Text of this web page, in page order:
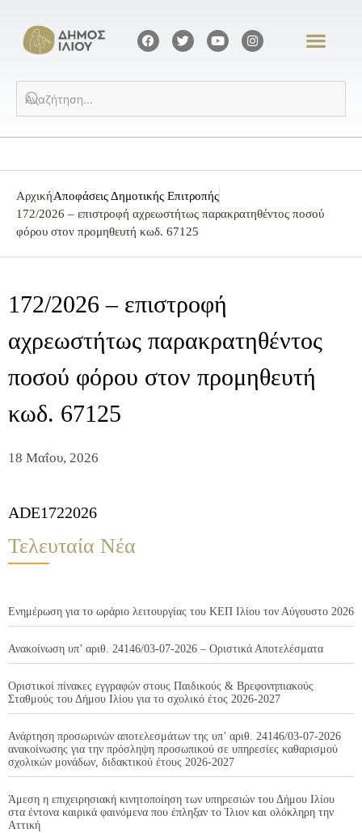
ΑρχικήΑποφάσεις Δημοτικής Επιτροπής
172/2026 – επιστροφή αχρεωστήτως παρακρατηθέντος ποσού
φόρου στον προμηθευτή κωδ. 67125
172/2026 – επιστροφή
αχρεωστήτως παρακρατηθέντος
ποσού φόρου στον προμηθευτή
κωδ. 67125
18 Μαΐου, 2026
ADE1722026
Τελευταία Νέα
Ενημέρωση για το ωράριο λειτουργίας του ΚΕΠ Ιλίου τον Αύγουστο 2026
Ανακοίνωση υπ’ αριθ. 24146/03-07-2026 – Οριστικά Αποτελέσματα
Οριστικοί πίνακες εγγραφών στους Παιδικούς & Βρεφονηπιακούς
Σταθμούς του Δήμου Ιλίου για το σχολικό έτος 2026-2027
Ανάρτηση προσωρινών αποτελεσμάτων της υπ’ αριθ. 24146/03-07-2026
ανακοίνωσης για την πρόσληψη προσωπικού σε υπηρεσίες καθαρισμού
σχολικών μονάδων, διδακτικού έτους 2026-2027
Άμεση η επιχειρησιακή κινητοποίηση των υπηρεσιών του Δήμου Ιλίου
στα έντονα καιρικά φαινόμενα που έπληξαν το Ίλιον και ολόκληρη την
Αττική